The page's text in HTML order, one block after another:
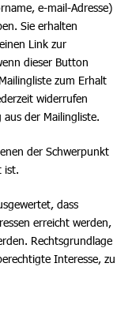
e-mail-Adresse)
Sie erhalten
Link zur
dieser Button
zum Erhalt
widerrufen
der Mailingliste.
der Schwerpunkt
ist.
dass
erreicht werden,
Rechtsgrundlage
Interesse, zu